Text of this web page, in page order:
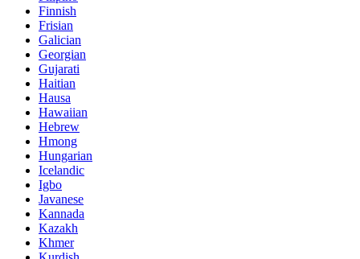
Finnish
Frisian
Galician
Georgian
Gujarati
Haitian
Hausa
Hawaiian
Hebrew
Hmong
Hungarian
Icelandic
Igbo
Javanese
Kannada
Kazakh
Khmer